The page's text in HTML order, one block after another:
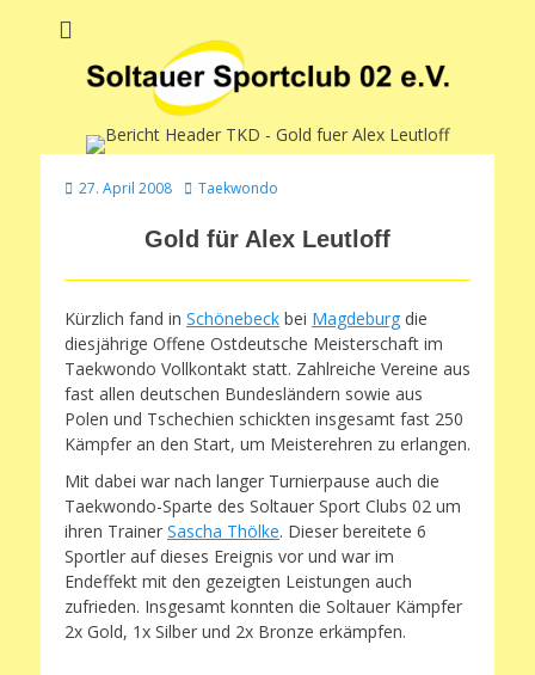
02 e.V.
Soltauer Sportclub 02 e.V.
Veröffentlicht
27. April 2008 Autor
Taekwondo
Gold für Alex Leutloff
Kürzlich fand in Schönebeck bei Magdeburg die
diesjährige Offene Ostdeutsche Meisterschaft im
Taekwondo Vollkontakt statt. Zahlreiche Vereine aus
fast allen deutschen Bundesländern sowie aus
Polen und Tschechien schickten insgesamt fast 250
Kämpfer an den Start, um Meisterehren zu erlangen.
Mit dabei war nach langer Turnierpause auch die
Taekwondo-Sparte des Soltauer Sport Clubs 02 um
ihren Trainer Sascha Thölke. Dieser bereitete 6
Sportler auf dieses Ereignis vor und war im
Endeffekt mit den gezeigten Leistungen auch
zufrieden. Insgesamt konnten die Soltauer Kämpfer
2x Gold, 1x Silber und 2x Bronze erkämpfen.